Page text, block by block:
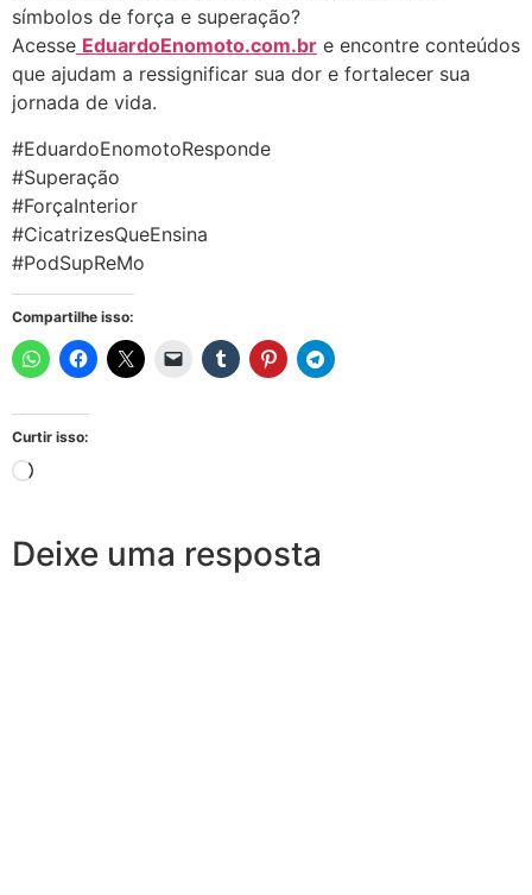
símbolos de força e superação?
Acesse EduardoEnomoto.com.br e encontre conteúdos
que ajudam a ressignificar sua dor e fortalecer sua
jornada de vida.
#EduardoEnomotoResponde
#Superação
#ForçaInterior
#CicatrizesQueEnsina
#PodSupReMo
Compartilhe isso:
Curtir isso:
Deixe uma resposta